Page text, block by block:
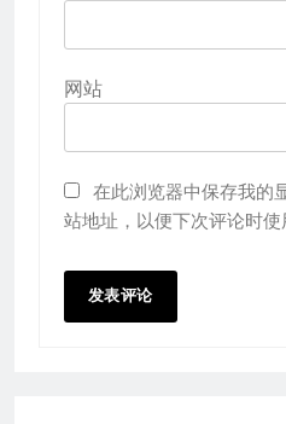
网站
在此浏览器中保存我的
站地址，以便下次评论时使